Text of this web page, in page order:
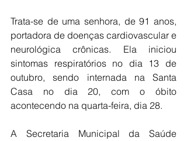
Trata-se de uma senhora, de 91 anos,
portadora de doenças cardiovascular e
neurológica crônicas. Ela iniciou
sintomas respiratórios no dia 13 de
outubro, sendo internada na Santa
Casa no dia 20, com o óbito
acontecendo na quarta-feira, dia 28.
A Secretaria Municipal da Saúde